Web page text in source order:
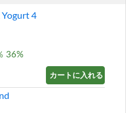
4
36%
カートに入れる »